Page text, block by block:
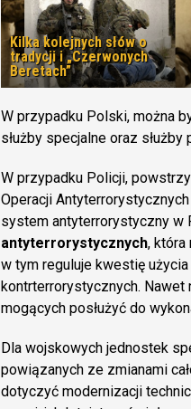
Kilka kolejnych słów o
tradycji i „Czerwonych
Beretach”
W przypadku Polski, można
służby specjalne oraz
W przypadku Policji,
Operacji
system antyterrorystyczny
antyterrorystycznych, która
w tym reguluje kwestię
kontrterrorystycznych. Nawet
mogących posłużyć do
Dla wojskowych jednostek
powiązanych ze zmianami
dotyczyć modernizacji